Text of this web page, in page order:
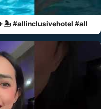
#allinclusivehotel #all